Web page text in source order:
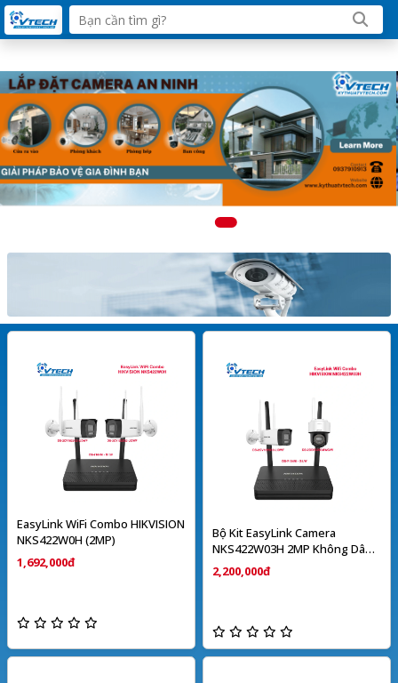
EasyLink WiFi Combo HIKVISION
NKS422W0H (2MP)
1,692,000đ
Bộ Kit EasyLink Camera
NKS422W03H 2MP Không Dây
HIKVISION
2,200,000đ